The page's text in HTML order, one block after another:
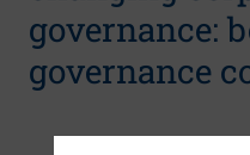
governance:
governance